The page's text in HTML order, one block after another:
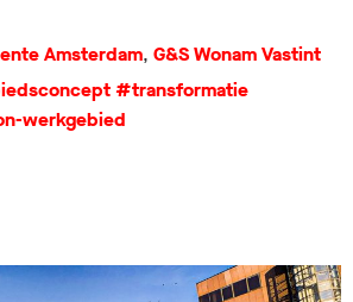
Amsterdam, G&S Wonam Vastint
#transformatie
werkgebied